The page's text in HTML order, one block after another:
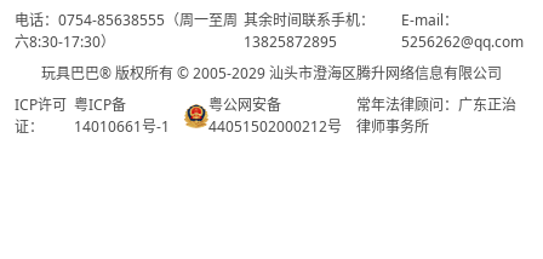
电话：0754-85638555（周一至周
六8:30-17:30）
其余时间联系手机：
13825872895
E-mail：
5256262@qq.com
玩具巴巴® 版权所有 © 2005-2029 汕头市澄海区腾升网络信息有限公司
ICP许可
证：
粤ICP备
14010661号-1
粤公网安备
44051502000212号
常年法律顾问：广东正治
律师事务所